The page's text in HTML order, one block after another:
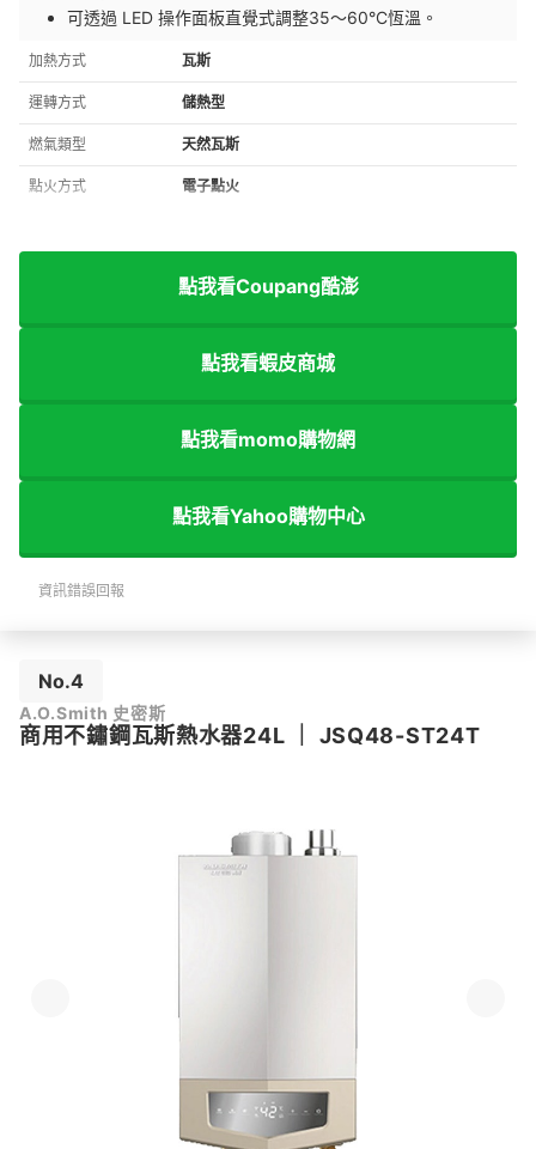
可透過 LED 操作面板直覺式調整35～60°C恆溫。
加熱方式 瓦斯
運轉方式 儲熱型
燃氣類型 天然瓦斯
點火方式 電子點火
點我看Coupang酷澎
點我看蝦皮商城
點我看momo購物網
點我看Yahoo購物中心
資訊錯誤回報
No.4
A.O.Smith 史密斯
商用不鏽鋼瓦斯熱水器24L JSQ48-ST24T